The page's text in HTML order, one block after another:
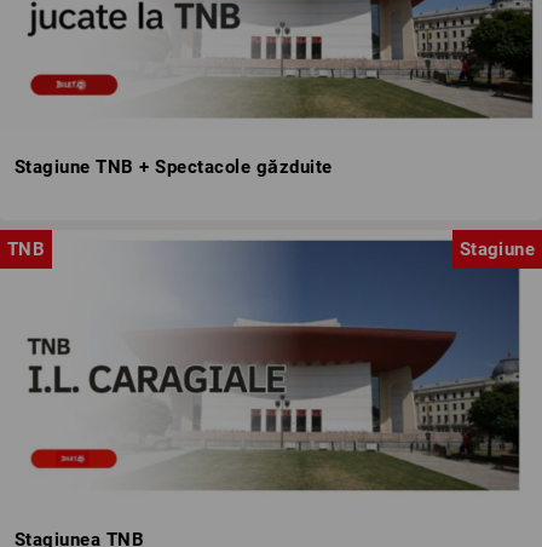
Stagiune TNB + Spectacole găzduite
TNB Stagiune
Stagiunea TNB